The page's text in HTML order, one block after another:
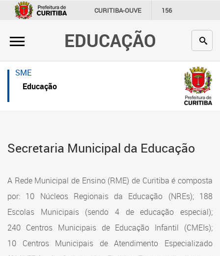
CURITIBA-OUVE 156
INFORMAÇÃO SECRETARIAS
EDUCAÇÃO
×
Inicial
Secretaria
Profissionais da educação
Contato
úteis
Portal da Prefeitura de Curitiba
Cadastramento Escolar
Cadastro Online
×
Inicial
Inicial
Secretaria
Crianças e estudantes
Contato
Estrutura da Secretaria
Estrutura da Secretaria
SME
Educação
Secretaria Municipal da Educação
A Rede Municipal de Ensino (RME) de Curitiba é composta
por: 10 Núcleos Regionais da Educação (NREs); 188
Escolas Municipais (sendo 4 de educação especial);
240 Centros Municipais de Educação Infantil (CMEIs);
10 Centros Municipais de Atendimento Especializado